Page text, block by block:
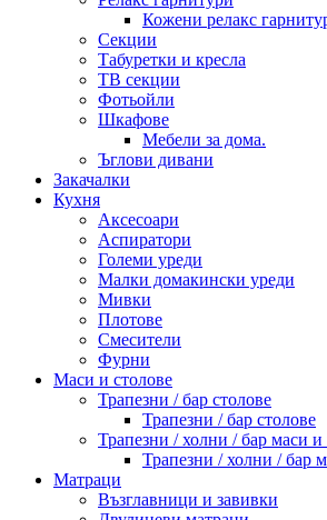
Кожени релакс
Секции
Табуретки и кресла
ТВ секции
Фотьойли
Шкафове
Мебели за дома.
Ъглови дивани
Закачалки
Кухня
Аксесоари
Аспиратори
Големи уреди
Малки домакински уреди
Мивки
Плотове
Смесители
Фурни
Маси и столове
Трапезни / бар столове
Трапезни / бар столове
Трапезни / холни / бар маси и
Трапезни / холни / бар
Матраци
Възглавници и завивки